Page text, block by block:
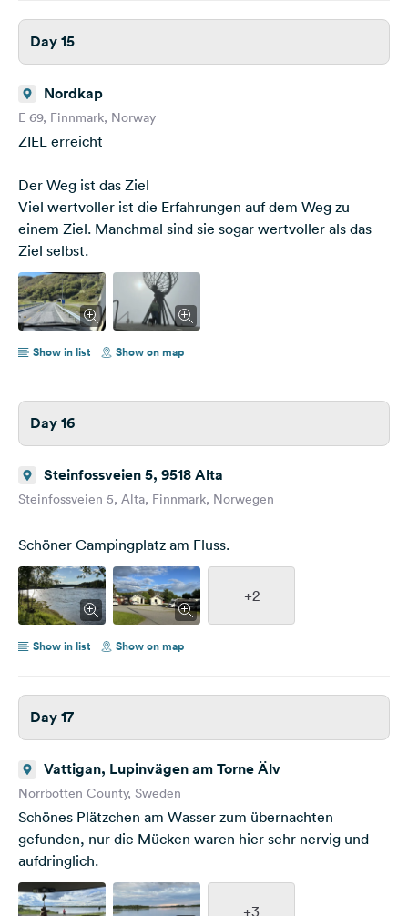
Day 15
Nordkap
E 69, Finnmark, Norway
ZIEL erreicht
Der Weg ist das Ziel
Viel wertvoller ist die Erfahrungen auf dem Weg zu
einem Ziel. Manchmal sind sie sogar wertvoller als das
Ziel selbst.
Show in list Show on map
Day 16
Steinfossveien 5, 9518 Alta
Steinfossveien 5, Alta, Finnmark, Norwegen
Schöner Campingplatz am Fluss.
+2
Show in list Show on map
Day 17
Vattigan, Lupinvägen am Torne Älv
Norrbotten County, Sweden
Schönes Plätzchen am Wasser zum übernachten
gefunden, nur die Mücken waren hier sehr nervig und
aufdringlich.
+3